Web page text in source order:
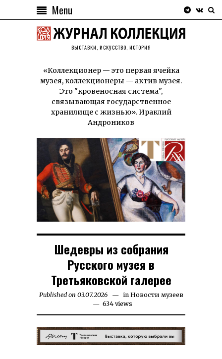
Menu
ВЫСТАВКИ, ИСКУССТВО, ИСТОРИЯ
«Коллекционер — это первая ячейка
музея, коллекционеры — актив музея.
Это "кровеносная система",
связывающая государственное
хранилище с жизнью». Ираклий
Андроников
Шедевры из собрания
Русского музея в
Третьяковской галерее
Published on 03.07.202615.07.2026
in Новости музеев
634 views